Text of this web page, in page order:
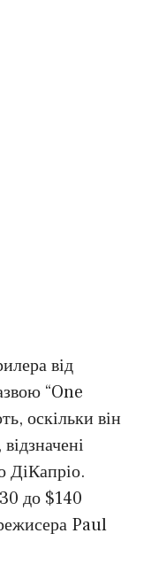
від
“One
оскільки він
ДіКапріо.
до $140
Paul